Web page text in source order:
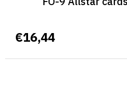
€16,44